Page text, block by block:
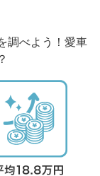
調べよう！愛車